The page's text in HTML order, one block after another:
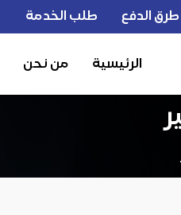
طرق الدفع طلب الخدمة
الرئيسية من نحن